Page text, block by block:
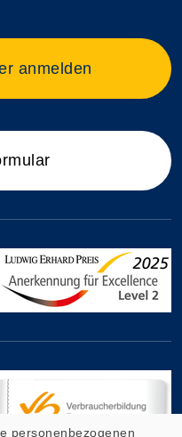
anmelden
personenbezogenen